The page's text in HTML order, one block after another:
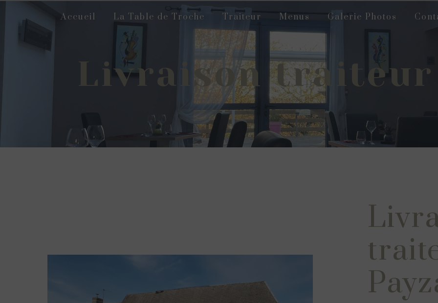
Accueil La Table de Troche Traiteur Menus Galerie Photos
Livraison traiteur